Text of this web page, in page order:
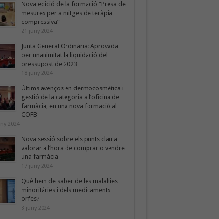
Nova edició de la formació “Presa de
mesures per a mitges de teràpia
compressiva”
21 juny 2024
Junta General Ordinària: Aprovada
per unanimitat la liquidació del
pressupost de 2023
18 juny 2024
Últims avenços en dermocosmètica i
gestió de la categoria a l’oficina de
farmàcia, en una nova formació al
COFB
2024
Nova sessió sobre els punts clau a
valorar a l’hora de comprar o vendre
una farmàcia
17 juny 2024
Què hem de saber de les malalties
minoritàries i dels medicaments
orfes?
3 juny 2024